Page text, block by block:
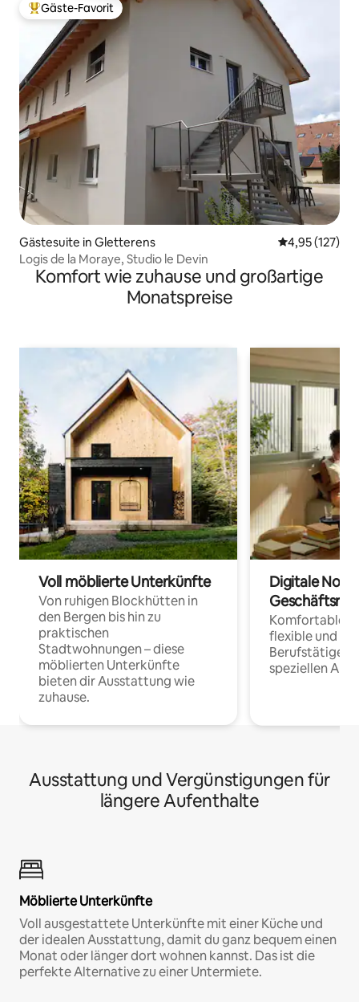
Beliebter Gäste-Favorit.
Gäste-Favorit
Gästesuite in Gletterens
4,95 (127)
Logis de la Moraye, Studio le Devin
Komfort wie zuhause und großartige
Monatspreise
Voll möblierte Unterkünfte
Von ruhigen Blockhütten in
den Bergen bis hin zu
praktischen
Stadtwohnungen – diese
möblierten Unterkünfte
bieten dir Ausstattung wie
zuhause.
Digitale
Komfortable
flexible und
Berufstätige
speziellen
Ausstattung und Vergünstigungen für
längere Aufenthalte
Möblierte Unterkünfte
Voll ausgestattete Unterkünfte mit einer Küche und
der idealen Ausstattung, damit du ganz bequem einen
Monat oder länger dort wohnen kannst. Das ist die
perfekte Alternative zu einer Untermiete.